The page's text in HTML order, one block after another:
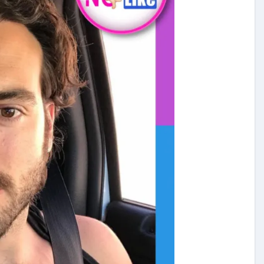
de
carolina Sandoval
¡EXCLUSIVA! Revelamos la
verdad detrás del divorcio de
Carolina Sandoval y Nick
Hernández
Nov 26, 2024